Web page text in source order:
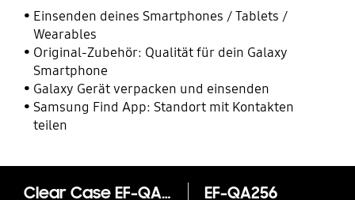
Einsenden deines Smartphones / Tablets /
Wearables
Original-Zubehör: Qualität für dein Galaxy
Smartphone
Galaxy Gerät verpacken und einsenden
Samsung Find App: Standort mit Kontakten
teilen
Clear Case EF-QA256 für das Galaxy A25 5G EF-QA256